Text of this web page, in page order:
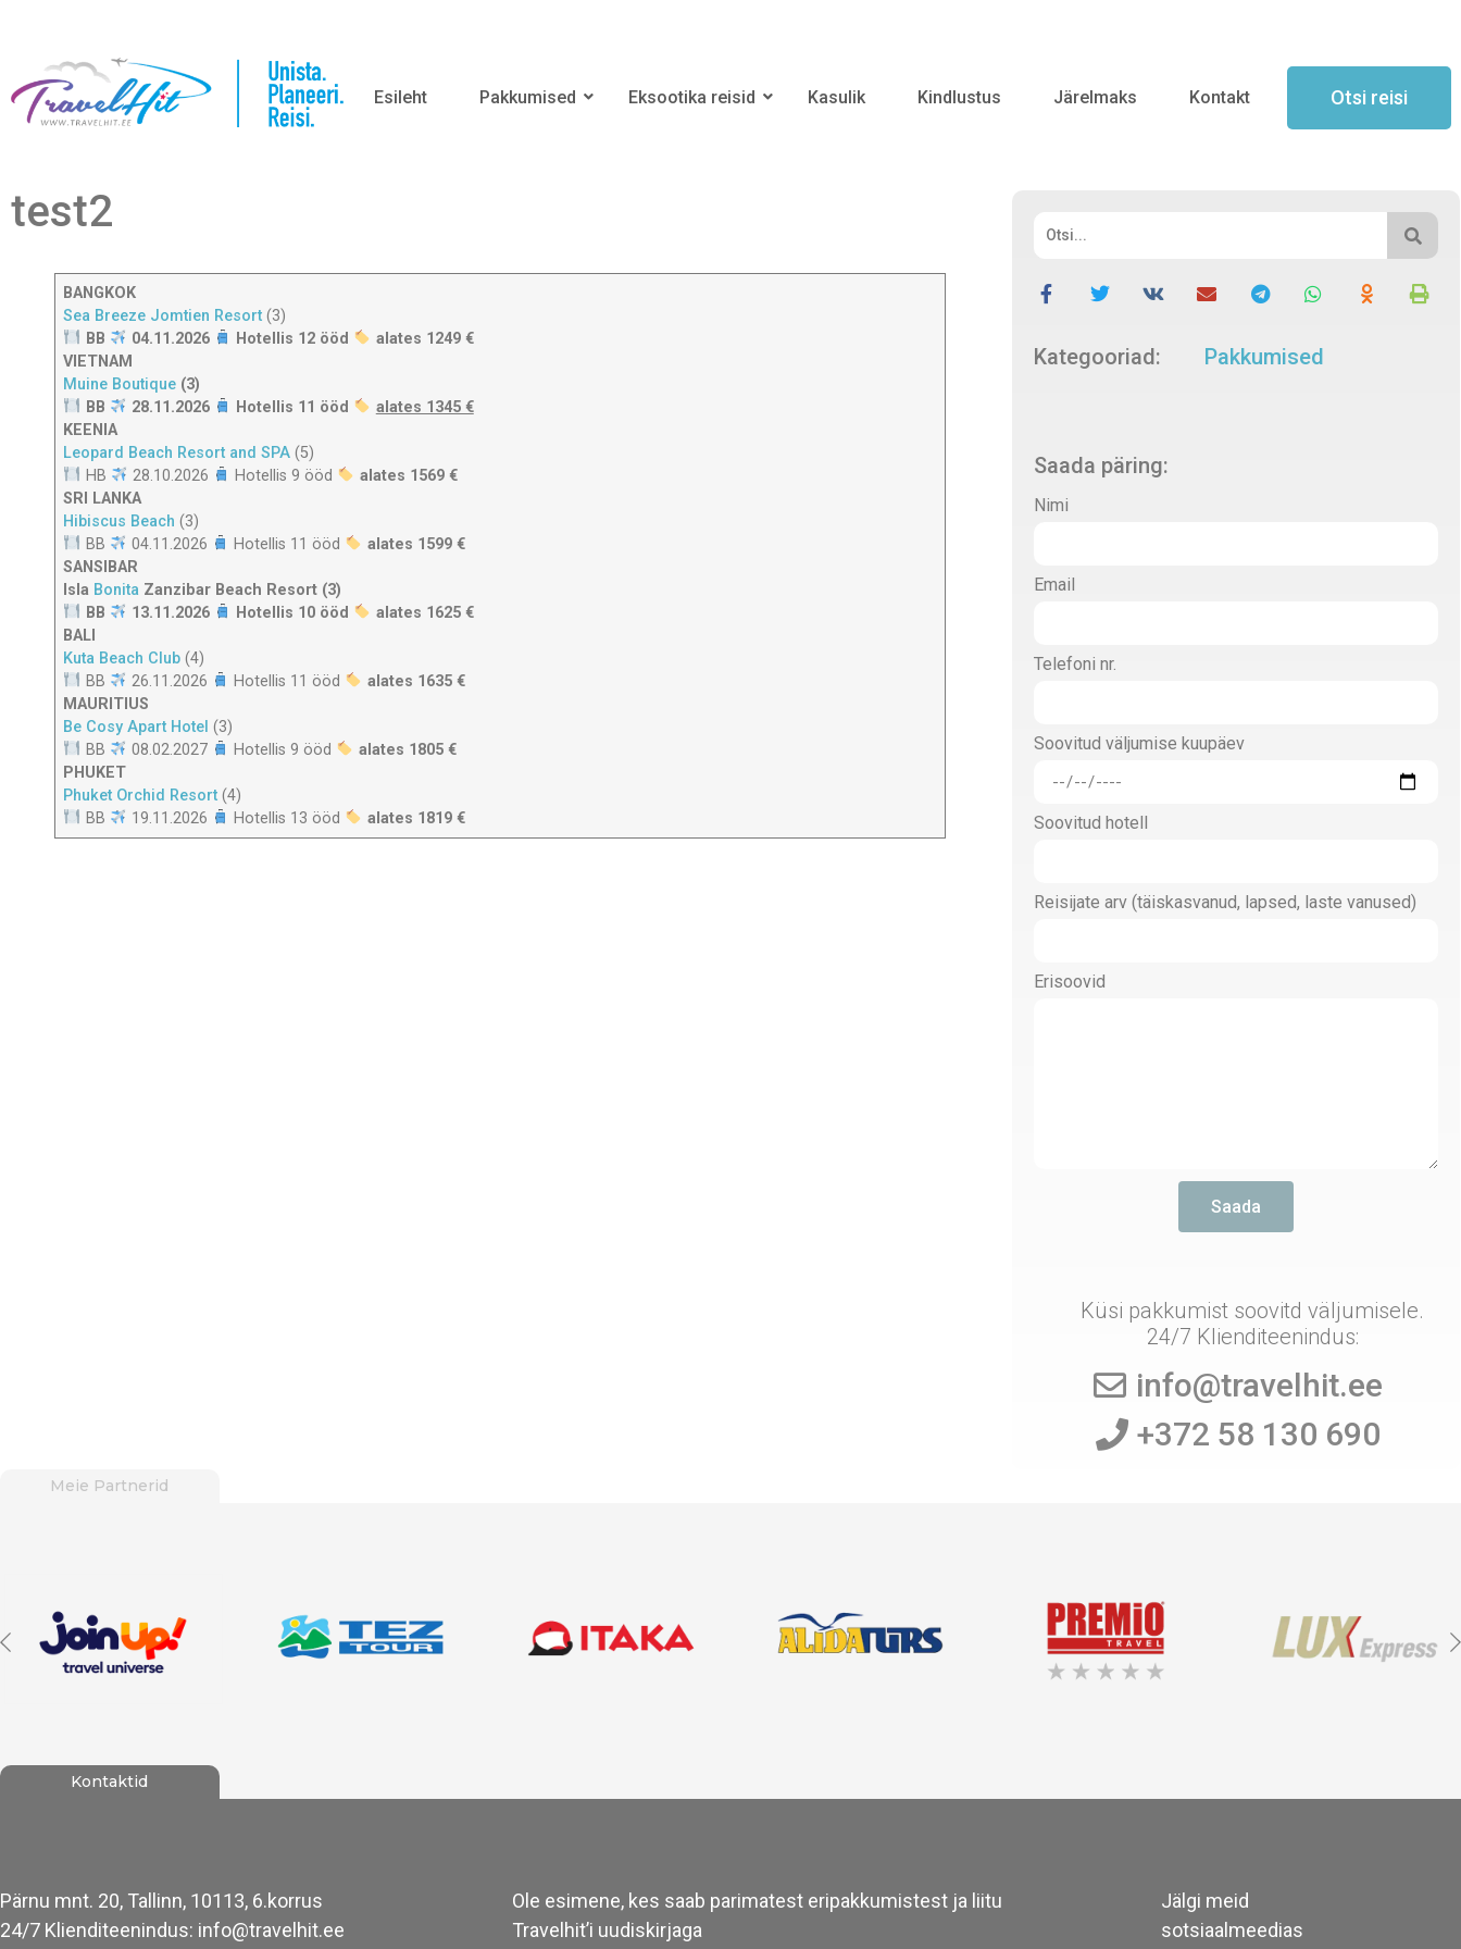
Esileht Pakkumised Eksootika reisid Kasulik Kindlustus Järelmaks Kontakt Otsi reisi
test2
BANGKOK
Sea Breeze Jomtien Resort (3)
BB
04.11.2026 Hotellis 12 ööd
alates 1249 €
VIETNAM
Muine Boutique (3)
BB
28.11.2026 Hotellis 11 ööd
alates 1345 €
KEENIA
Leopard Beach Resort and SPA (5)
HB
28.10.2026 Hotellis 9 ööd
alates 1569 €
SRI LANKA
Hibiscus Beach (3)
BB
04.11.2026 Hotellis 11 ööd
alates 1599 €
SANSIBAR
Isla Bonita Zanzibar Beach Resort (3)
BB
13.11.2026 Hotellis 10 ööd
alates 1625 €
BALI
Kuta Beach Club (4)
BB
26.11.2026 Hotellis 11 ööd
alates 1635 €
MAURITIUS
Be Cosy Apart Hotel (3)
BB
08.02.2027 Hotellis 9 ööd
alates 1805 €
PHUKET
Phuket Orchid Resort (4)
BB
19.11.2026 Hotellis 13 ööd alates 1819 €
Kategooriad: Pakkumised
Saada päring:
Nimi
Email
Telefoni nr.
Soovitud väljumise kuupäev
Soovitud hotell
Reisijate arv (täiskasvanud, lapsed, laste vanused)
Erisoovid
Saada
Küsi pakkumist soovitd väljumisele.
24/7 Klienditeenindus:
info@travelhit.ee
+372 58 130 690
Meie Partnerid
Kontaktid
Pärnu mnt. 20, Tallinn, 10113, 6.korrus
24/7 Klienditeenindus: info@travelhit.ee
Ole esimene, kes saab parimatest eripakkumistest ja liitu
Travelhit’i uudiskirjaga
Jälgi meid
sotsiaalmeedias